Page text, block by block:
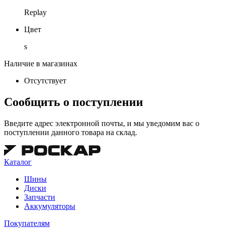
Replay
Цвет
s
Наличие в магазинах
Отсутствует
Сообщить о поступлении
Введите адрес электронной почты, и мы уведомим вас о
поступлении данного товара на склад.
Каталог
Шины
Диски
Запчасти
Аккумуляторы
Покупателям